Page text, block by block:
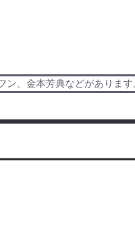
、金本芳典などがありま